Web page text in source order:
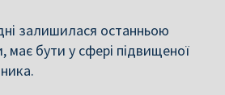
залишилася останньою
бути у сфері підвищеної